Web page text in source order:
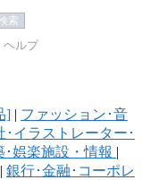
ヘルプ
] | ファッション･音
イラストレーター･
･娯楽施設・情報 |
| 銀行･金融･コーポレ